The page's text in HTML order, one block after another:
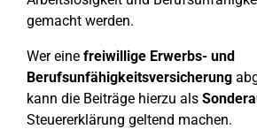
gemacht werden.
Wer eine freiwillige Erwerbs- und
Berufsunfähigkeitsversicherung
kann die Beiträge hierzu als
Steuererklärung geltend machen.